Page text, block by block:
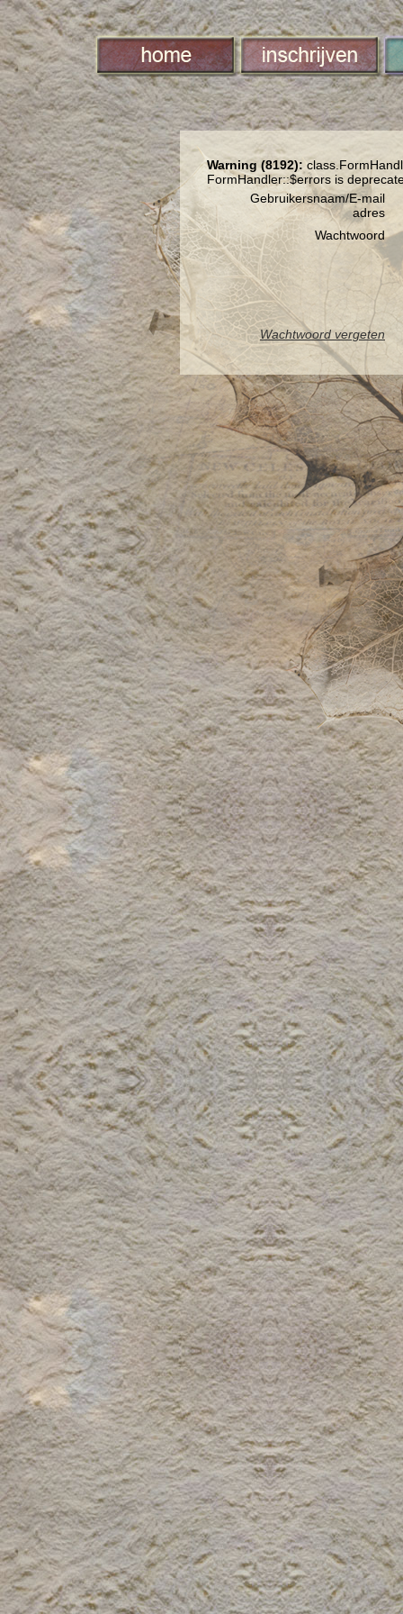
Warning (8192):
FormHandler::$errors is
Gebruikersnaam/E-mail
adres
Wachtwoord
Wachtwoord vergeten